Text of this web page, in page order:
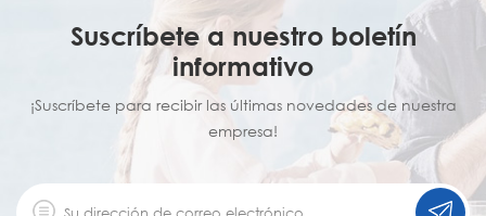
Suscríbete a nuestro boletín
informativo
¡Suscríbete para recibir las últimas novedades de nuestra
empresa!